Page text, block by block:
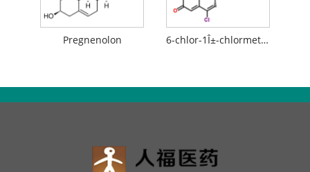
Pregnenolon 6-chlor-1Î±-chlormethyl-3,20-dioxo-pregna-4,6-dien-17Î±-acetoxy